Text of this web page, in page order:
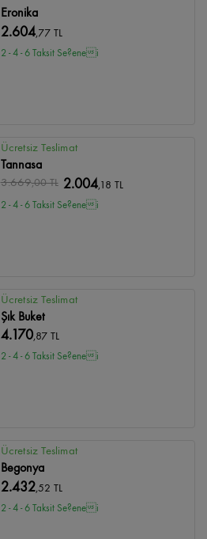
Eronika
2.604,77 TL
2 - 4 - 6 Taksit Se?enei
Ücretsiz Teslimat
Tannasa
3.669,00 TL 2.004,18 TL
2 - 4 - 6 Taksit Se?enei
Ücretsiz Teslimat
Şık Buket
4.170,87 TL
2 - 4 - 6 Taksit Se?enei
Ücretsiz Teslimat
Begonya
2.432,52 TL
2 - 4 - 6 Taksit Se?enei